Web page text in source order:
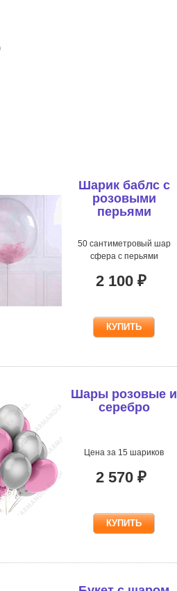
Шарик баблс с
розовыми
перьями
50 сантиметровый шар
сфера с перьями
2 100 ₽
Шары розовые и
серебро
Цена за 15 шариков
2 570 ₽